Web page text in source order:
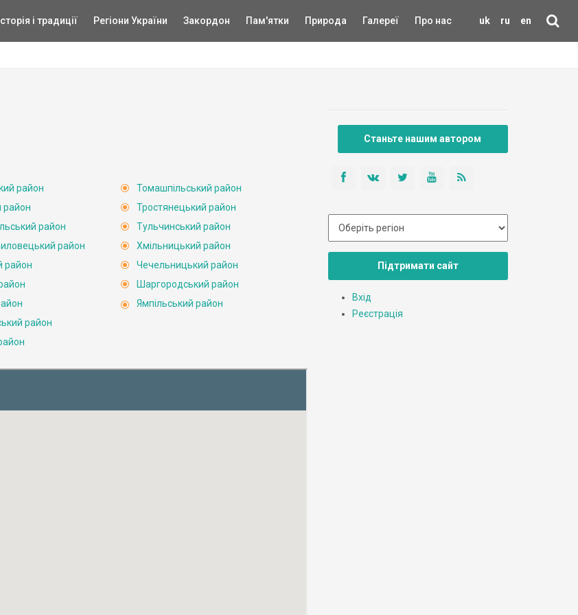
uk ru en
Історія і традиції Регіони України Закордон Пам'ятки Природа Галереї Про нас
район
район
район
район
район
район
Томашпільський район
Тростянецький район
Тульчинський район
Хмільницький район
Чечельницький район
Шаргородський район
Ямпільський район
Станьте нашим автором
Підтримати сайт
Вхід
Реєстрація